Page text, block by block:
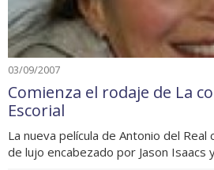
03/09/2007
Comienza el rodaje de La
Escorial
La nueva película de Antonio del
de lujo encabezado por Jason Isaacs